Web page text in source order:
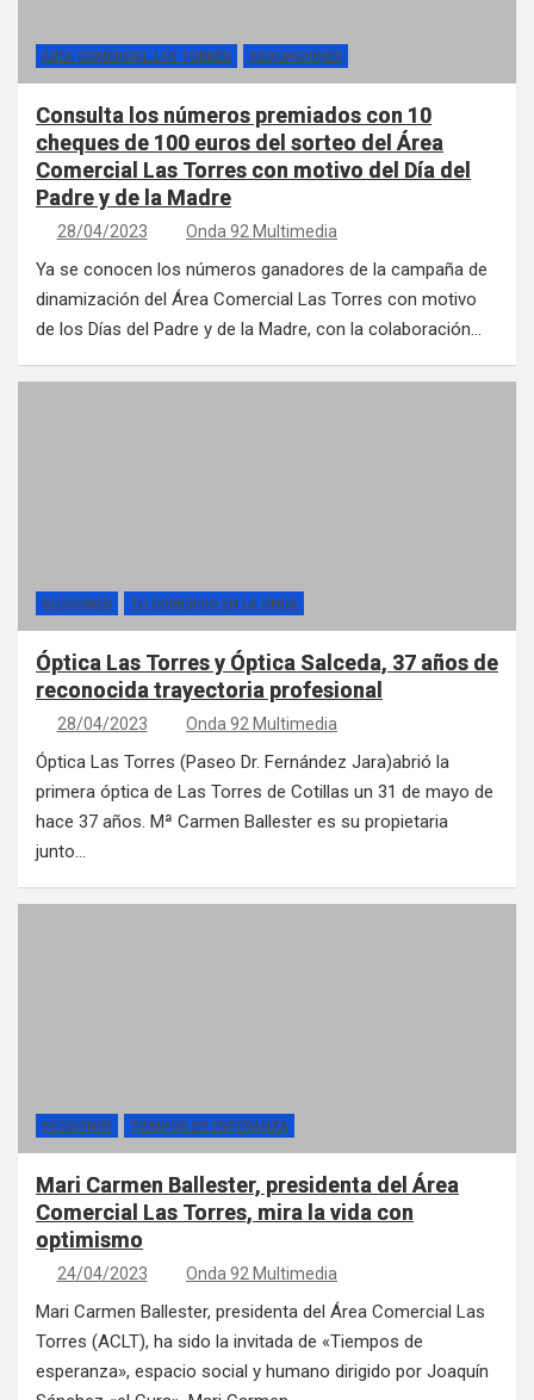
ÁREA COMERCIAL LAS TORRES ASOCIACIONES
Consulta los números premiados con 10
cheques de 100 euros del sorteo del Área
Comercial Las Torres con motivo del Día del
Padre y de la Madre
28/04/2023 Onda 92 Multimedia
Ya se conocen los números ganadores de la campaña de
dinamización del Área Comercial Las Torres con motivo
de los Días del Padre y de la Madre, con la colaboración…
SECCIONES TU COMERCIO EN LA ONDA
Óptica Las Torres y Óptica Salceda, 37 años de
reconocida trayectoria profesional
28/04/2023 Onda 92 Multimedia
Óptica Las Torres (Paseo Dr. Fernández Jara)abrió la
primera óptica de Las Torres de Cotillas un 31 de mayo de
hace 37 años. Mª Carmen Ballester es su propietaria
junto…
SECCIONES TIEMPOS DE ESPERANZA
Mari Carmen Ballester, presidenta del Área
Comercial Las Torres, mira la vida con
optimismo
24/04/2023 Onda 92 Multimedia
Mari Carmen Ballester, presidenta del Área Comercial Las
Torres (ACLT), ha sido la invitada de «Tiempos de
esperanza», espacio social y humano dirigido por Joaquín